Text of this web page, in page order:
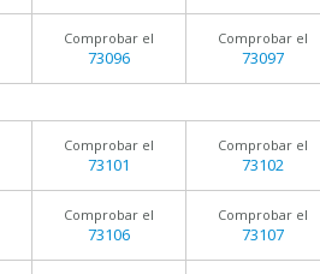
Comprobar el
73096
Comprobar el
73097
Comprobar el
73101
Comprobar el
73102
Comprobar el
73106
Comprobar el
73107